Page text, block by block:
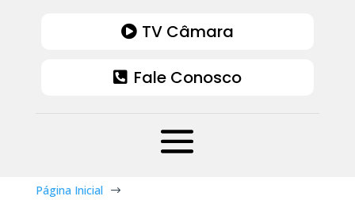
TV Câmara
Fale Conosco
Página Inicial $